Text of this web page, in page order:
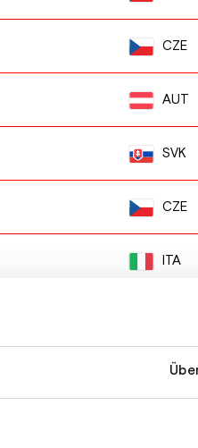
CZE
AUT
SVK
CZE
ITA
SVK